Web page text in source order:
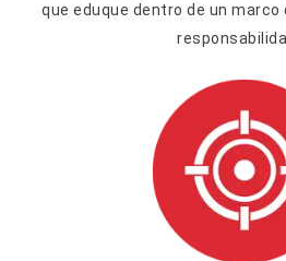
que eduque dentro de un marco